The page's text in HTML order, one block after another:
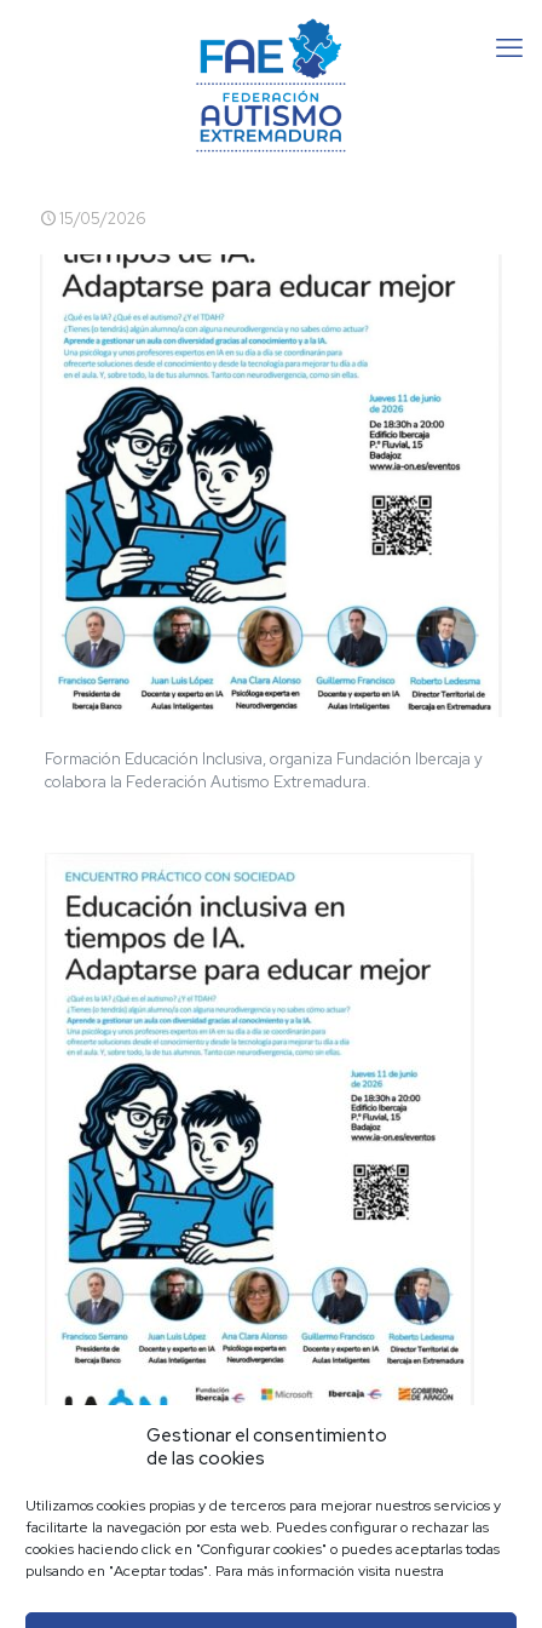
Gestionar el consentimiento
de las cookies
Utilizamos cookies propias y de terceros para mejorar nuestros servicios y
facilitarte la navegación por esta web. Puedes configurar o rechazar las
cookies haciendo click en "Configurar cookies" o puedes aceptarlas todas
pulsando en "Aceptar todas". Para más información visita nuestra
15/05/2026
Formación Educación Inclusiva, organiza Fundación Ibercaja y
colabora la Federación Autismo Extremadura.
Compartir